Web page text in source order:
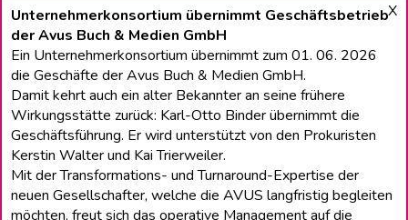
X
Unternehmerkonsortium übernimmt Geschäftsbetrieb
der Avus Buch & Medien GmbH
Ein Unternehmerkonsortium übernimmt zum 01. 06. 2026
die Geschäfte der Avus Buch & Medien GmbH.
Damit kehrt auch ein alter Bekannter an seine frühere
Wirkungsstätte zurück: Karl-Otto Binder übernimmt die
Geschäftsführung. Er wird unterstützt von den Prokuristen
Kerstin Walter und Kai Trierweiler.
Mit der Transformations- und Turnaround-Expertise der
neuen Gesellschafter, welche die AVUS langfristig begleiten
möchten, freut sich das operative Management auf die